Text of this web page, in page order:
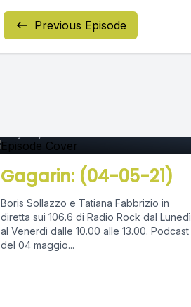
Previous Episode
Gagarin: (04-05-21)
Boris Sollazzo e Tatiana Fabbrizio in
diretta sui 106.6 di Radio Rock dal Lunedì
al Venerdì dalle 10.00 alle 13.00. Podcast
del 04 maggio...